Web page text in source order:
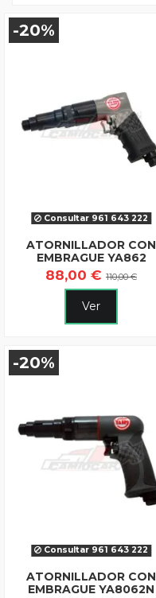
-20%
Consultar 961 643 222
ATORNILLADOR CON
EMBRAGUE YA862
88,00 € 110,00 €
Ver
-20%
Consultar 961 643 222
ATORNILLADOR CON
EMBRAGUE YA8062N